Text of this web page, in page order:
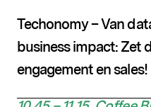
Techonomy – Van
business impact: Zet
engagement en sales!